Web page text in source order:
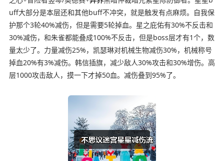
uff大部分是本层还和其他buff不冲突，就是触发有点麻烦。自我保
护那个3轮40%减伤，但是需要5轮掉血。星之庇佑有30%不反击和
30%减伤，和朱雀都能叠成100%不反击，但是boss层才有1个，数
量太少了。力量减伤25%，凯瑟琳对机械生物减伤30%，机械称号
掉血20%有3%减伤。韩信插旗，减少敌人30%攻击和30%增伤。高
层1000攻击敌人，摸一下才掉50血。减伤叠到95%了。